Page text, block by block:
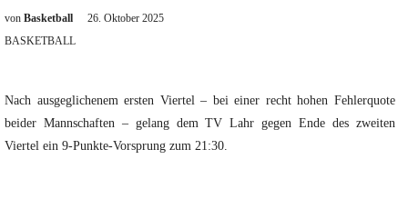
von Basketball
26. Oktober 2025
BASKETBALL
Nach ausgeglichenem ersten Viertel – bei einer recht hohen Fehlerquote
beider Mannschaften – gelang dem TV Lahr gegen Ende des zweiten
Viertel ein 9-Punkte-Vorsprung zum 21:30.